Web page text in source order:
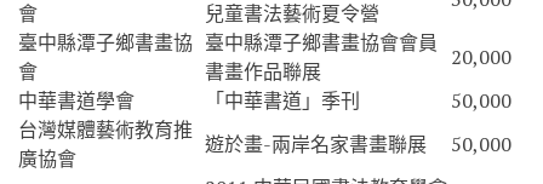
會
兒童書法藝術夏令營
臺中縣潭子鄉書畫協
會
臺中縣潭子鄉書畫協會會員
書畫作品聯展
20,000
中華書道學會
「中華書道」季刊
50,000
台灣媒體藝術教育推
廣協會
遊於畫-兩岸名家書畫聯展 50,000